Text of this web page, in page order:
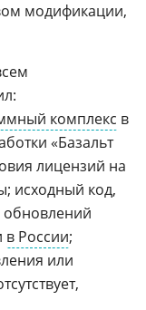
модификации,
комплекс в
«Базальт
лицензий на
исходный код,
обновлений
в России;
или